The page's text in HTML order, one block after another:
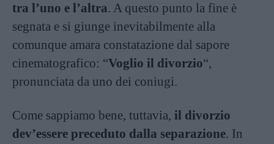
tra l’uno e l’altra. A questo punto la fine è
segnata e si giunge inevitabilmente alla
comunque amara constatazione dal sapore
cinematografico: “Voglio il divorzio“,
pronunciata da uno dei coniugi.
Come sappiamo bene, tuttavia, il divorzio
dev’essere preceduto dalla separazione. In